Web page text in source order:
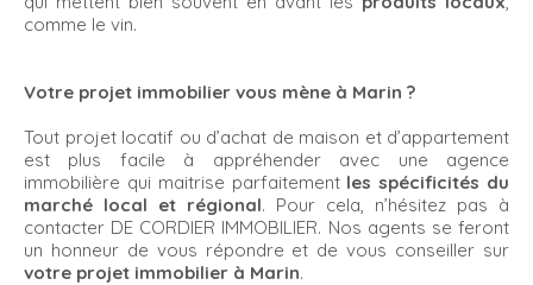
comme le vin.
Votre projet immobilier vous mène à Marin ?
Tout projet locatif ou d’achat de maison et d’appartement
est plus facile à appréhender avec une agence
immobilière qui maitrise parfaitement les spécificités du
marché local et régional. Pour cela, n’hésitez pas à
contacter DE CORDIER IMMOBILIER. Nos agents se feront
un honneur de vous répondre et de vous conseiller sur
votre projet immobilier à Marin.